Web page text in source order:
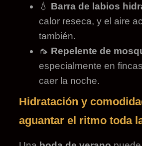
💧 Barra de labios
calor reseca, y el aire
también.
🦟 Repelente de
especialmente en
caer la noche.
Hidratación y
aguantar el ritmo toda